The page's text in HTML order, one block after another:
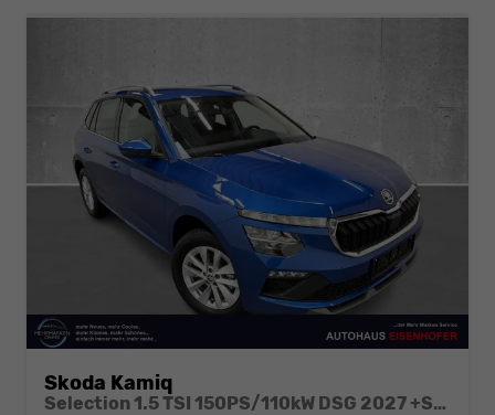
Skoda Kamiq
Selection 1.5 TSI 150PS/110kW DSG 2027 +SHZ